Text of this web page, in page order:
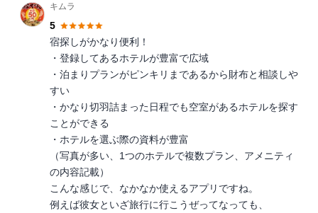
キムラ
5
宿探しがかなり便利！
・登録してあるホテルが豊富で広域
・泊まりプランがピンキリまであるから財布と相談しや
すい
・かなり切羽詰まった日程でも空室があるホテルを探す
ことができる
・ホテルを選ぶ際の資料が豊富
（写真が多い、1つのホテルで複数プラン、アメニティ
の内容記載）
こんな感じで、なかなか使えるアプリですね。
例えば彼女といざ旅行に行こうぜってなっても、